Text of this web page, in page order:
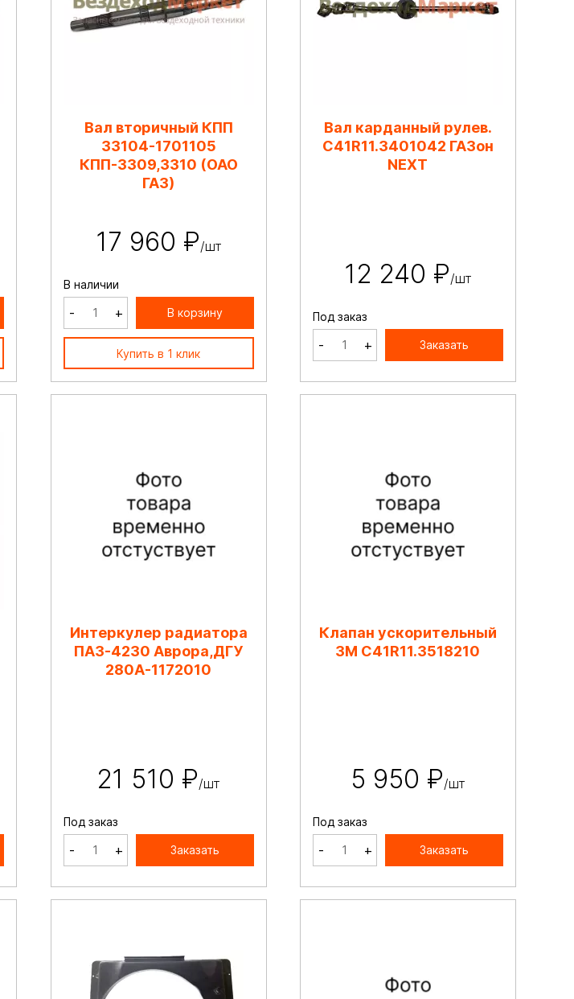
Вал вторичный КПП
33104-1701105
КПП-3309,3310 (ОАО
ГАЗ)
17 960 ₽/шт
В наличии
- + В корзину
Купить в 1 клик
Вал карданный рулев.
C41R11.3401042 ГАЗон
NEXT
12 240 ₽/шт
Под заказ
- + Заказать
Интеркулер радиатора
ПАЗ-4230 Аврора,ДГУ
280А-1172010
21 510 ₽/шт
Под заказ
- + Заказать
Клапан ускорительный
ЗМ C41R11.3518210
5 950 ₽/шт
Под заказ
- + Заказать